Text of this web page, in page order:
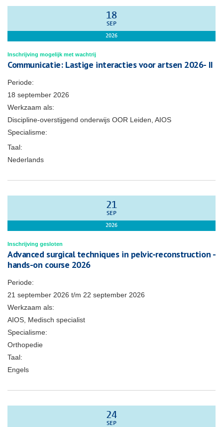
18
SEP
2026
Inschrijving mogelijk met wachtrij
Communicatie: Lastige interacties voor artsen 2026- II
Periode:
18 september 2026
Werkzaam als:
Discipline-overstijgend onderwijs OOR Leiden, AIOS
Specialisme:
Taal:
Nederlands
21
SEP
2026
Inschrijving gesloten
Advanced surgical techniques in pelvic-reconstruction -
hands-on course 2026
Periode:
21 september 2026 t/m 22 september 2026
Werkzaam als:
AIOS, Medisch specialist
Specialisme:
Orthopedie
Taal:
Engels
24
SEP